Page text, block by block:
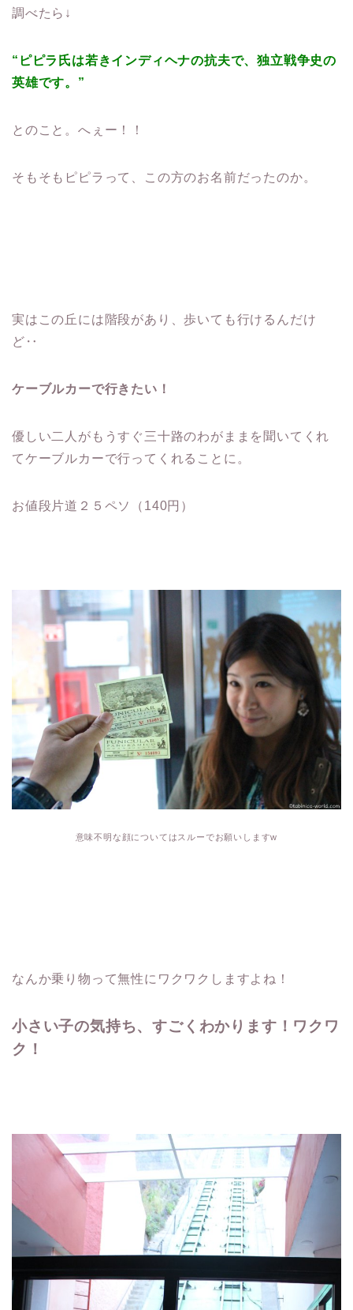
調べたら↓
“ピピラ氏は若きインディヘナの抗夫で、独立戦争史の
英雄です。”
とのこと。へぇー！！
そもそもピピラって、この方のお名前だったのか。
実はこの丘には階段があり、歩いても行けるんだけ
ど‥
ケーブルカーで行きたい！
優しい二人がもうすぐ三十路のわがままを聞いてくれ
てケーブルカーで行ってくれることに。
お値段片道２５ペソ（140円）
意味不明な顔についてはスルーでお願いしますw
なんか乗り物って無性にワクワクしますよね！
小さい子の気持ち、すごくわかります！ワクワ
ク！